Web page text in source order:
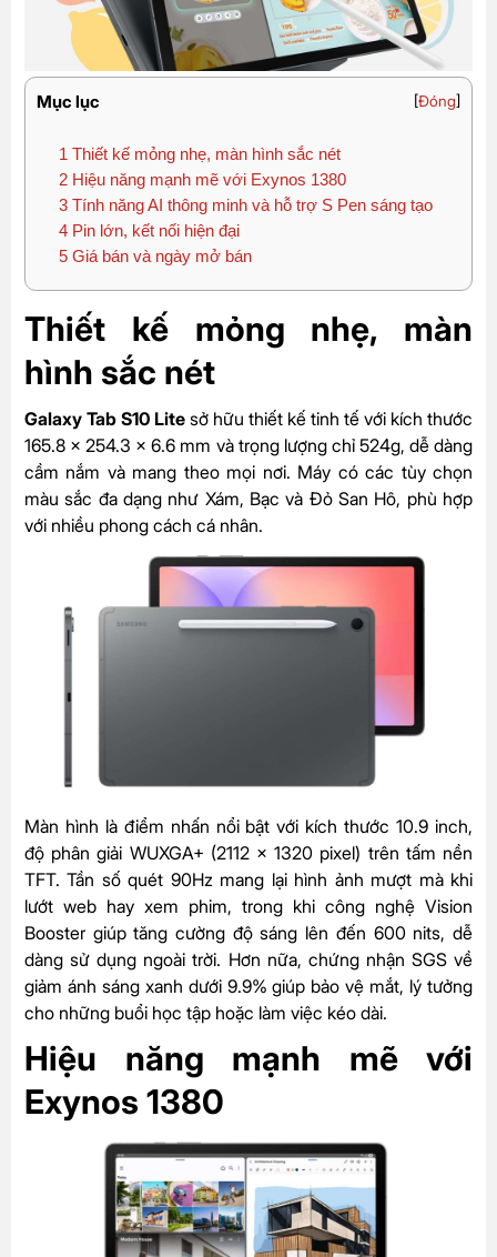
Mục lục [Đóng]
1 Thiết kế mỏng nhẹ, màn hình sắc nét
2 Hiệu năng mạnh mẽ với Exynos 1380
3 Tính năng AI thông minh và hỗ trợ S Pen sáng tạo
4 Pin lớn, kết nối hiện đại
5 Giá bán và ngày mở bán
Thiết kế mỏng nhẹ, màn
hình sắc nét
Galaxy Tab S10 Lite sở hữu thiết kế tinh tế với kích thước
165.8 x 254.3 x 6.6 mm và trọng lượng chỉ 524g, dễ dàng
cầm nắm và mang theo mọi nơi. Máy có các tùy chọn
màu sắc đa dạng như Xám, Bạc và Đỏ San Hô, phù hợp
với nhiều phong cách cá nhân.
Màn hình là điểm nhấn nổi bật với kích thước 10.9 inch,
độ phân giải WUXGA+ (2112 x 1320 pixel) trên tấm nền
TFT. Tần số quét 90Hz mang lại hình ảnh mượt mà khi
lướt web hay xem phim, trong khi công nghệ Vision
Booster giúp tăng cường độ sáng lên đến 600 nits, dễ
dàng sử dụng ngoài trời. Hơn nữa, chứng nhận SGS về
giảm ánh sáng xanh dưới 9.9% giúp bảo vệ mắt, lý tưởng
cho những buổi học tập hoặc làm việc kéo dài.
Hiệu năng mạnh mẽ với
Exynos 1380